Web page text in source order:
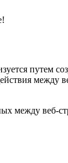
путем
между
между веб-